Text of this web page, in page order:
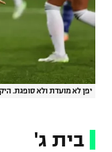
תקנון פעילות
רשיון להקרנה
הצטרפות
יפן לא מועדת ולא סופגת.
בית ג'